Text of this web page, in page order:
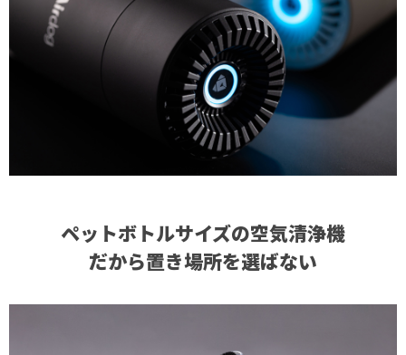
ペットボトルサイズの空気清浄機
だから置き場所を選ばない